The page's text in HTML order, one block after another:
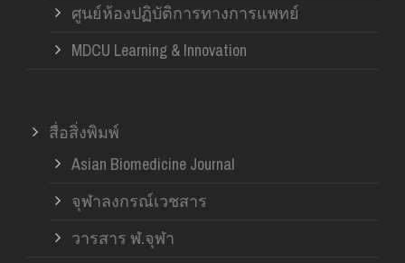
ศูนย์ห้องปฏิบัติการทางการแพทย์
MDCU Learning & Innovation
สื่อสิ่งพิมพ์
Asian Biomedicine Journal
จุฬาลงกรณ์เวชสาร
วารสาร ฬ.จุฬา